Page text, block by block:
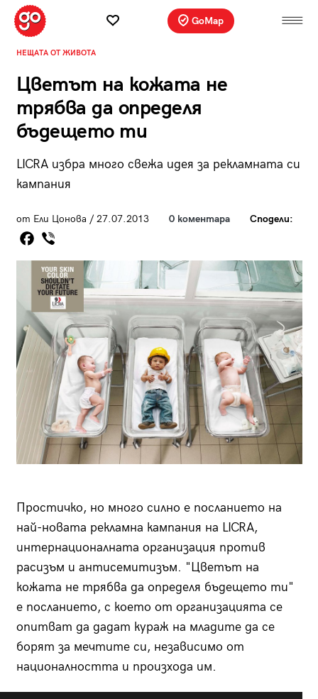
GoMap
НЕЩАТА ОТ ЖИВОТА
Цветът на кожата не
трябва да определя
бъдещето ти
LICRA избра много свежа идея за рекламната си
кампания
от Ели Цонова / 27.07.2013 0 коментара Сподели:
Простичко, но много силно е посланието на
най-новата рекламна кампания на LICRA,
интернационалната организация против
расизъм и антисемитизъм. "Цветът на
кожата не трябва да определя бъдещето ти"
е посланието, с което от организацията се
опитват да дадат кураж на младите да се
борят за мечтите си, независимо от
националността и произхода им.